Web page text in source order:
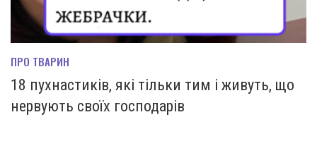
ПРО ТВАРИН
18 пухнастиків, які тільки тим і живуть, що
нервують своїх господарів